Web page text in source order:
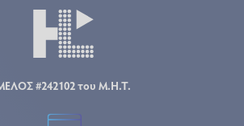
#242102 του Μ.Η.Τ.